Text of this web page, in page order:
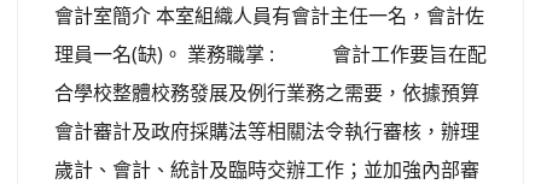
會計室簡介 本室組織人員有會計主任一名，會計佐
理員一名(缺)。 業務職掌 : 會計工作要旨在配
合學校整體校務發展及例行業務之需要，依據預算
會計審計及政府採購法等相關法令執行審核，辦理
歲計、會計、統計及臨時交辦工作；並加強內部審